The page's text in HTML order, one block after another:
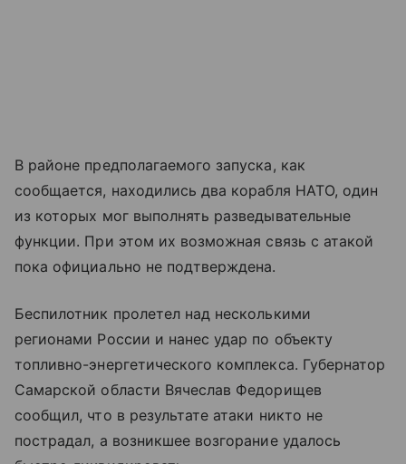
В районе предполагаемого запуска, как
сообщается, находились два корабля НАТО, один
из которых мог выполнять разведывательные
функции. При этом их возможная связь с атакой
пока официально не подтверждена.
Беспилотник пролетел над несколькими
регионами России и нанес удар по объекту
топливно-энергетического комплекса. Губернатор
Самарской области Вячеслав Федорищев
сообщил, что в результате атаки никто не
пострадал, а возникшее возгорание удалось